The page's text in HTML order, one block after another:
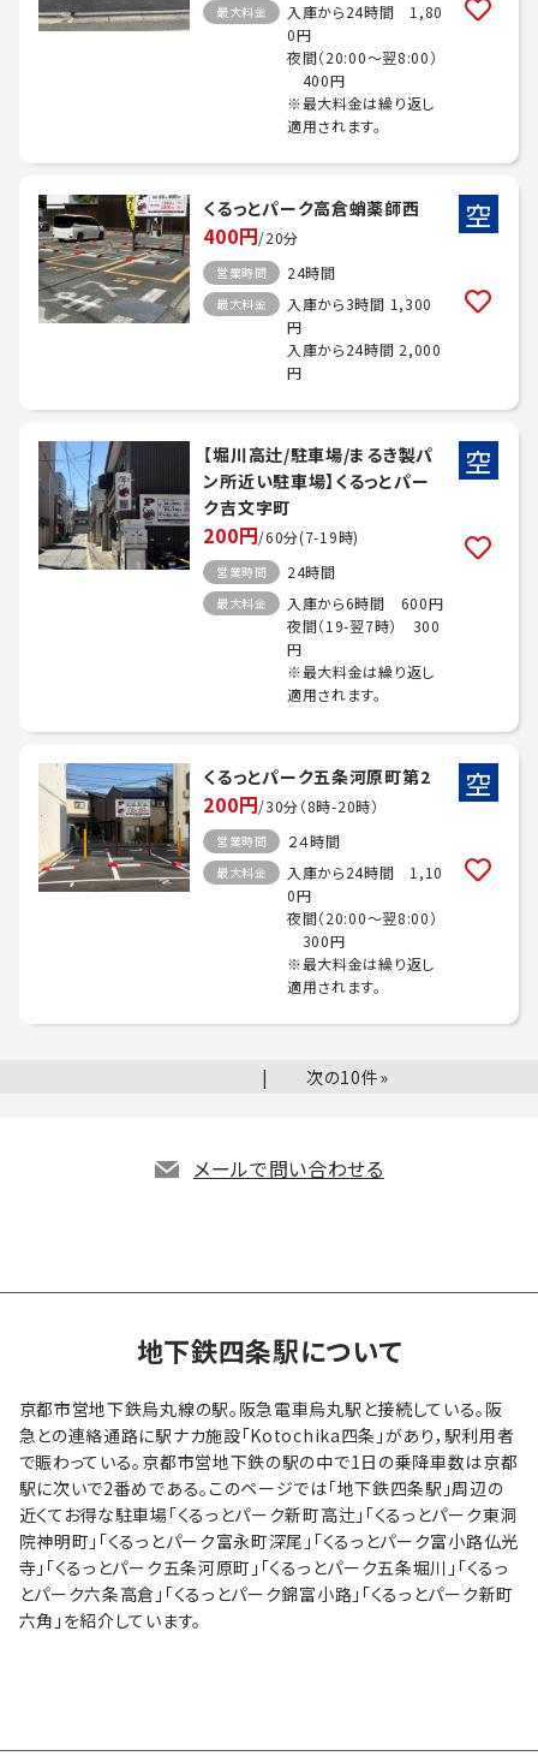
最大料金
入庫から24時間 1,80
0円
夜間（20:00～翌8:00）
400円
※最大料金は繰り返し
適用されます。
くるっとパーク高倉蛸薬師西
400円/20分
営業時間 24時間
最大料金
入庫から3時間 1,300
円
入庫から24時間 2,000
円
空
【堀川高辻/駐車場/まるき製パ
ン所近い駐車場】くるっとパー
ク吉文字町
200円/60分(7-19時)
営業時間 24時間
最大料金
入庫から6時間 600円
夜間（19-翌7時） 300
円
※最大料金は繰り返し
適用されます。
空
くるっとパーク五条河原町第2
200円/30分（8時-20時）
営業時間 ２４時間
最大料金
入庫から24時間 1,10
0円
夜間（20:00～翌8:00）
300円
※最大料金は繰り返し
適用されます。
空
次の10件»
メールで問い合わせる
地下鉄四条駅について
京都市営地下鉄烏丸線の駅。阪急電車烏丸駅と接続している。阪
急との連絡通路に駅ナカ施設「Kotochika四条」があり，駅利用者
で賑わっている。京都市営地下鉄の駅の中で1日の乗降車数は京都
駅に次いで2番めである。このページでは「地下鉄四条駅」周辺の
近くてお得な駐車場「くるっとパーク新町高辻」「くるっとパーク東洞
院神明町」「くるっとパーク富永町深尾」「くるっとパーク富小路仏光
寺」「くるっとパーク五条河原町」「くるっとパーク五条堀川」「くるっ
とパーク六条高倉」「くるっとパーク錦富小路」「くるっとパーク新町
六角」を紹介しています。